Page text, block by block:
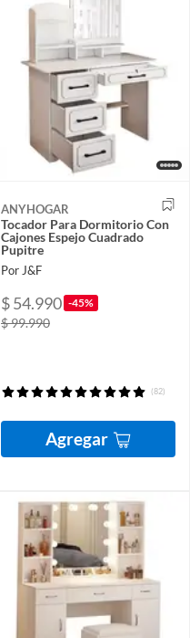
ANYHOGAR
Tocador Para Dormitorio Con
Cajones Espejo Cuadrado
Pupitre
Por J&F
$ 54.990 -45%
$ 99.990
(82)
Agregar